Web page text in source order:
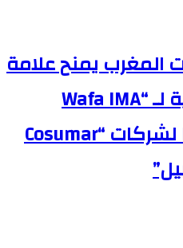
المغرب يمنح علامة
المسؤولية الاجتماعية لـ “Wafa IMA
assistance” ويجددها لشركات “Cosumar